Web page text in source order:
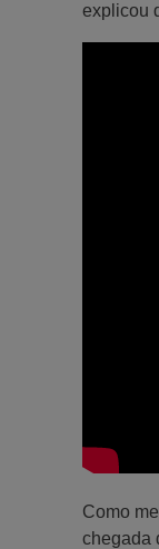
explicou
Como
chegada